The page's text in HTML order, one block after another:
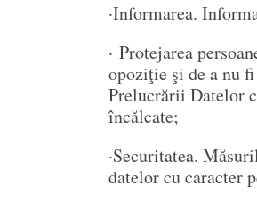
·Informarea.
· Protejarea
opoziţie şi de a nu
Prelucrării Datelor
încălcate;
·Securitatea.
datelor cu caracter